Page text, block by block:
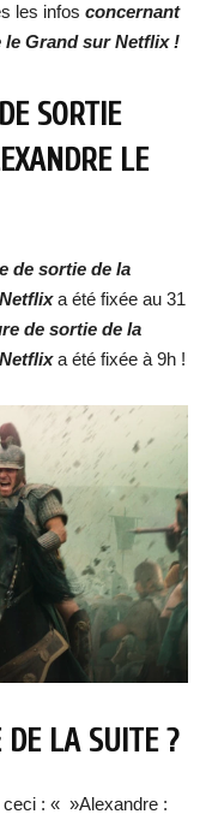
les infos concernant
le Grand sur Netflix !
SORTIE
LE
de sortie de la
a été fixée au 31
de sortie de la
a été fixée à 9h !
DE LA SUITE ?
ceci : « »Alexandre :